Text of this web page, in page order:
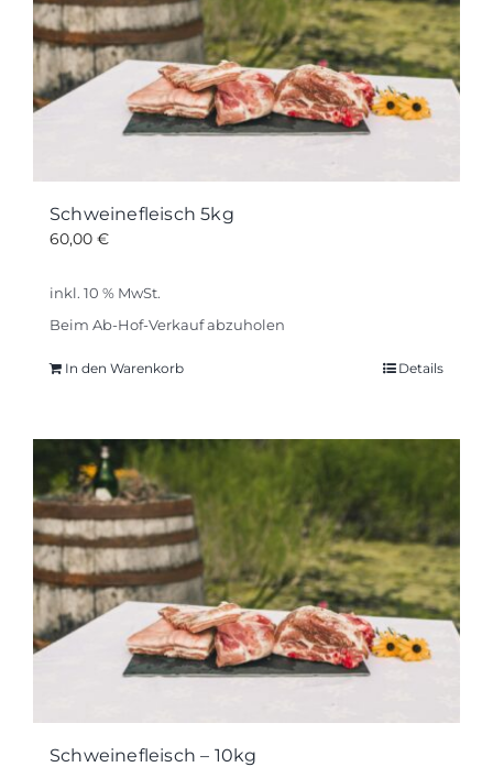
Schweinefleisch 5kg
60,00 €
inkl. 10 % MwSt.
Beim Ab-Hof-Verkauf abzuholen
In den Warenkorb Details
Schweinefleisch – 10kg